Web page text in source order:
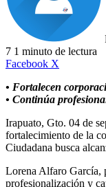
7 1 minuto de lectura
Facebook X
• Fortalecen
• Continúa
Irapuato, Gto. 04 de
fortalecimiento de la
Ciudadana busca
Lorena Alfaro García,
profesionalización y